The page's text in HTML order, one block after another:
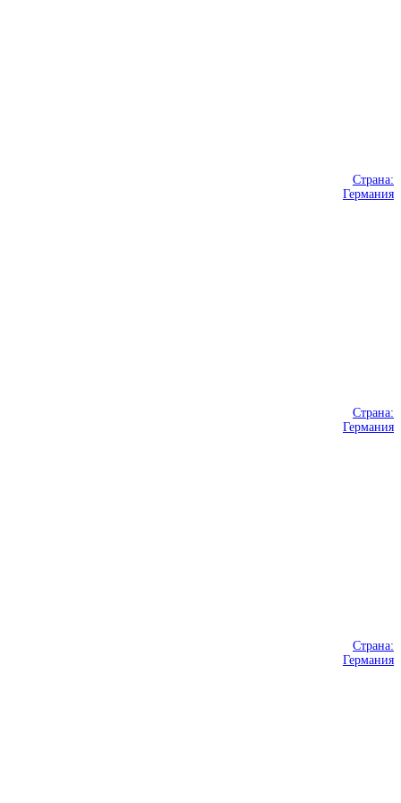
Страна:
Германия
Страна:
Германия
Страна:
Германия